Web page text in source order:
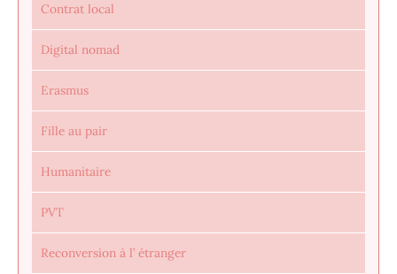
Contrat local
Digital nomad
Erasmus
Fille au pair
Humanitaire
PVT
Reconversion à l’ étranger